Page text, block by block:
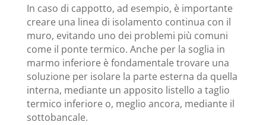
In caso di cappotto, ad esempio, è importante
creare una linea di isolamento continua con il
muro, evitando uno dei problemi più comuni
come il ponte termico. Anche per la soglia in
marmo inferiore è fondamentale trovare una
soluzione per isolare la parte esterna da quella
interna, mediante un apposito listello a taglio
termico inferiore o, meglio ancora, mediante il
sottobancale.